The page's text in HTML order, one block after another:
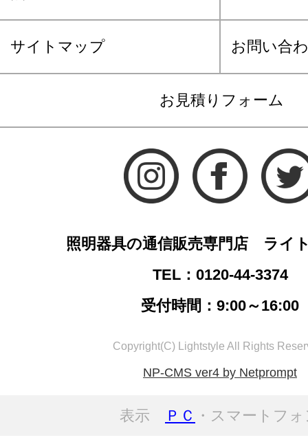
サイトマップ お問い合
お見積りフォーム
照明器具の通信販売専門店 ライ
TEL：0120-44-3374
受付時間：9:00～16:00
Copyright(C) Lightstyle All Rights
NP-CMS ver4 by Netprompt
表示 ＰＣ ・スマートフ